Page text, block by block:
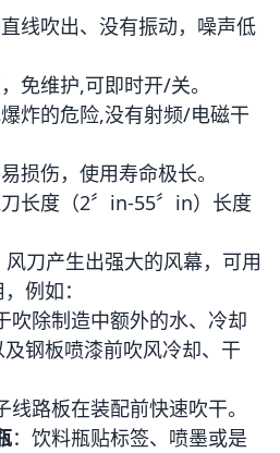
线吹出、没有振动，噪声低
免维护,可即时开/关。
炸的危险,没有射频/电磁干
损伤，使用寿命极长。
长度（2〞in-55〞in）长度
刀产生出强大的风幕，可用
例如：
吹除制造中额外的水、冷却
钢板喷漆前吹风冷却、干
线路板在装配前快速吹干。
：饮料瓶贴标签、喷墨或是